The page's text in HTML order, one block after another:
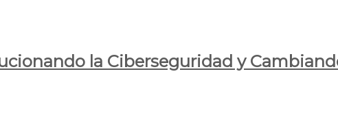
la Ciberseguridad y